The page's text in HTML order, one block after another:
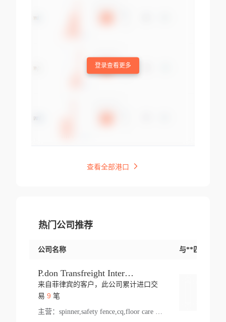
登录查看更多
查看全部港口
热门公司推荐
公司名称 与**匹配交易
P.don Transfreight International
来自菲律宾的客户，此公司累计进口交
易 9 笔
主营：